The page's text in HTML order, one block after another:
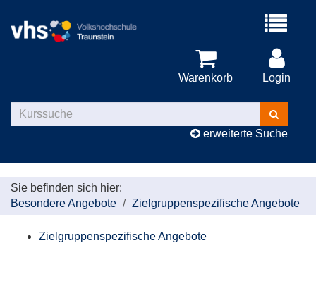
Menü
Warenkorb Login
Kurse
suchen
erweiterte Suche
Sie befinden sich hier:
Besondere Angebote
Zielgruppenspezifische Angebote
Zielgruppenspezifische Angebote